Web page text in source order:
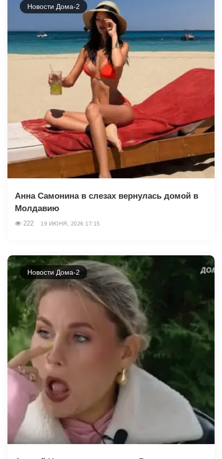
Новости Дома-2
Анна Самонина в слезах вернулась домой в
Молдавию
222 19 ИЮНЯ, 2026 17:15
Новости Дома-2